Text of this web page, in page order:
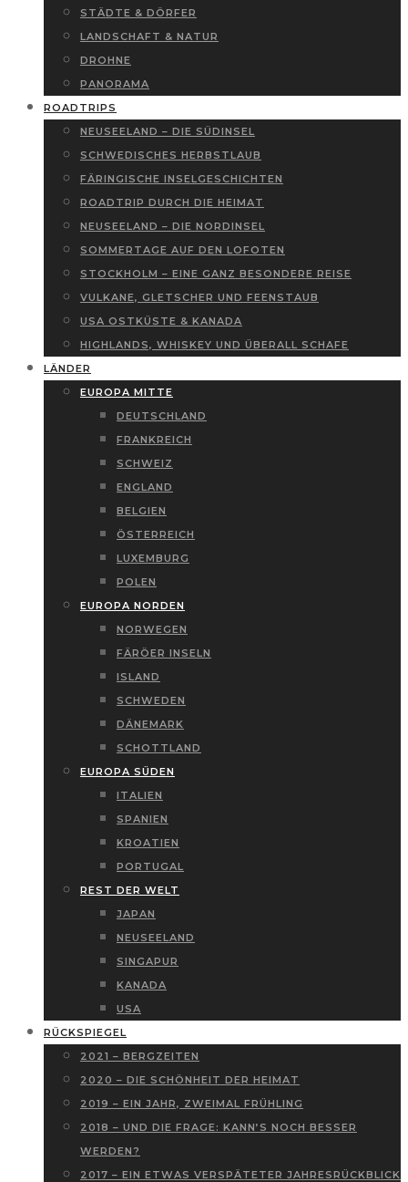
STÄDTE & DÖRFER
LANDSCHAFT & NATUR
DROHNE
PANORAMA
ROADTRIPS
NEUSEELAND – DIE SÜDINSEL
SCHWEDISCHES HERBSTLAUB
FÄRINGISCHE INSELGESCHICHTEN
ROADTRIP DURCH DIE HEIMAT
NEUSEELAND – DIE NORDINSEL
SOMMERTAGE AUF DEN LOFOTEN
STOCKHOLM – EINE GANZ BESONDERE REISE
VULKANE, GLETSCHER UND FEENSTAUB
USA OSTKÜSTE & KANADA
HIGHLANDS, WHISKEY UND ÜBERALL SCHAFE
LÄNDER
EUROPA MITTE
DEUTSCHLAND
FRANKREICH
SCHWEIZ
ENGLAND
BELGIEN
ÖSTERREICH
LUXEMBURG
POLEN
EUROPA NORDEN
NORWEGEN
FÄRÖER INSELN
ISLAND
SCHWEDEN
DÄNEMARK
SCHOTTLAND
EUROPA SÜDEN
ITALIEN
SPANIEN
KROATIEN
PORTUGAL
REST DER WELT
JAPAN
NEUSEELAND
SINGAPUR
KANADA
USA
RÜCKSPIEGEL
2021 – BERGZEITEN
2020 – DIE SCHÖNHEIT DER HEIMAT
2019 – EIN JAHR, ZWEIMAL FRÜHLING
2018 – UND DIE FRAGE: KANN’S NOCH BESSER
WERDEN?
2017 – EIN ETWAS VERSPÄTETER JAHRESRÜCKBLICK